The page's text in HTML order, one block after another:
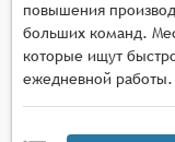
повышения
больших команд.
которые ищут
ежедневной работы.